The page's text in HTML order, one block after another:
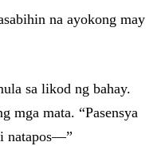
na ayokong may
sa likod ng bahay.
mga mata. “Pasensya
natapos—”